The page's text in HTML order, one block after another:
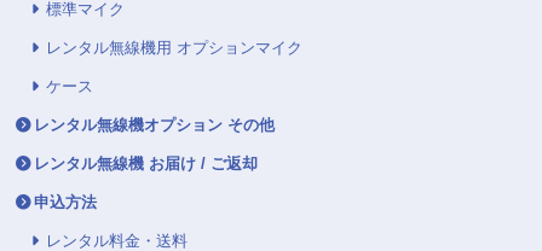
標準マイク
レンタル無線機用 オプションマイク
ケース
レンタル無線機オプション その他
レンタル無線機 お届け / ご返却
申込方法
レンタル料金・送料